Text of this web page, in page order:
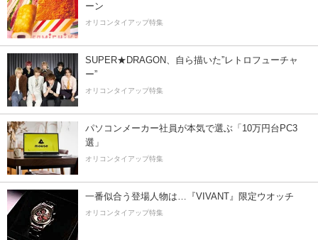
ーン
オリコンタイアップ特集
SUPER★DRAGON、自ら描いた”レトロフューチャ
ー”
オリコンタイアップ特集
パソコンメーカー社員が本気で選ぶ「10万円台PC3
選」
オリコンタイアップ特集
一番似合う登場人物は…『VIVANT』限定ウオッチ
オリコンタイアップ特集